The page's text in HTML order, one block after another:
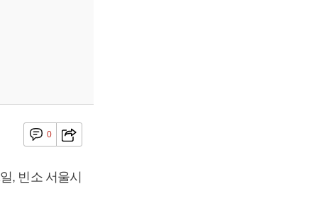
0
, 빈소 서울시